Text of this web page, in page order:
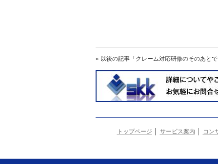
« 以後の記事「クレーム対応研修のそのあと
トップページ サービス案内 コン